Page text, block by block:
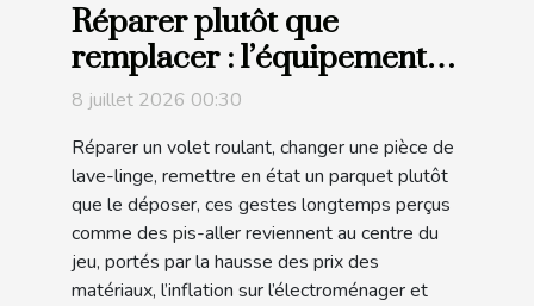
Réparer plutôt que
remplacer : l’équipement
durable change-t-il notre
habitat ?
8 juillet 2026 00:30
Réparer un volet roulant, changer une pièce de
lave-linge, remettre en état un parquet plutôt
que le déposer, ces gestes longtemps perçus
comme des pis-aller reviennent au centre du
jeu, portés par la hausse des prix des
matériaux, l’inflation sur l’électroménager et